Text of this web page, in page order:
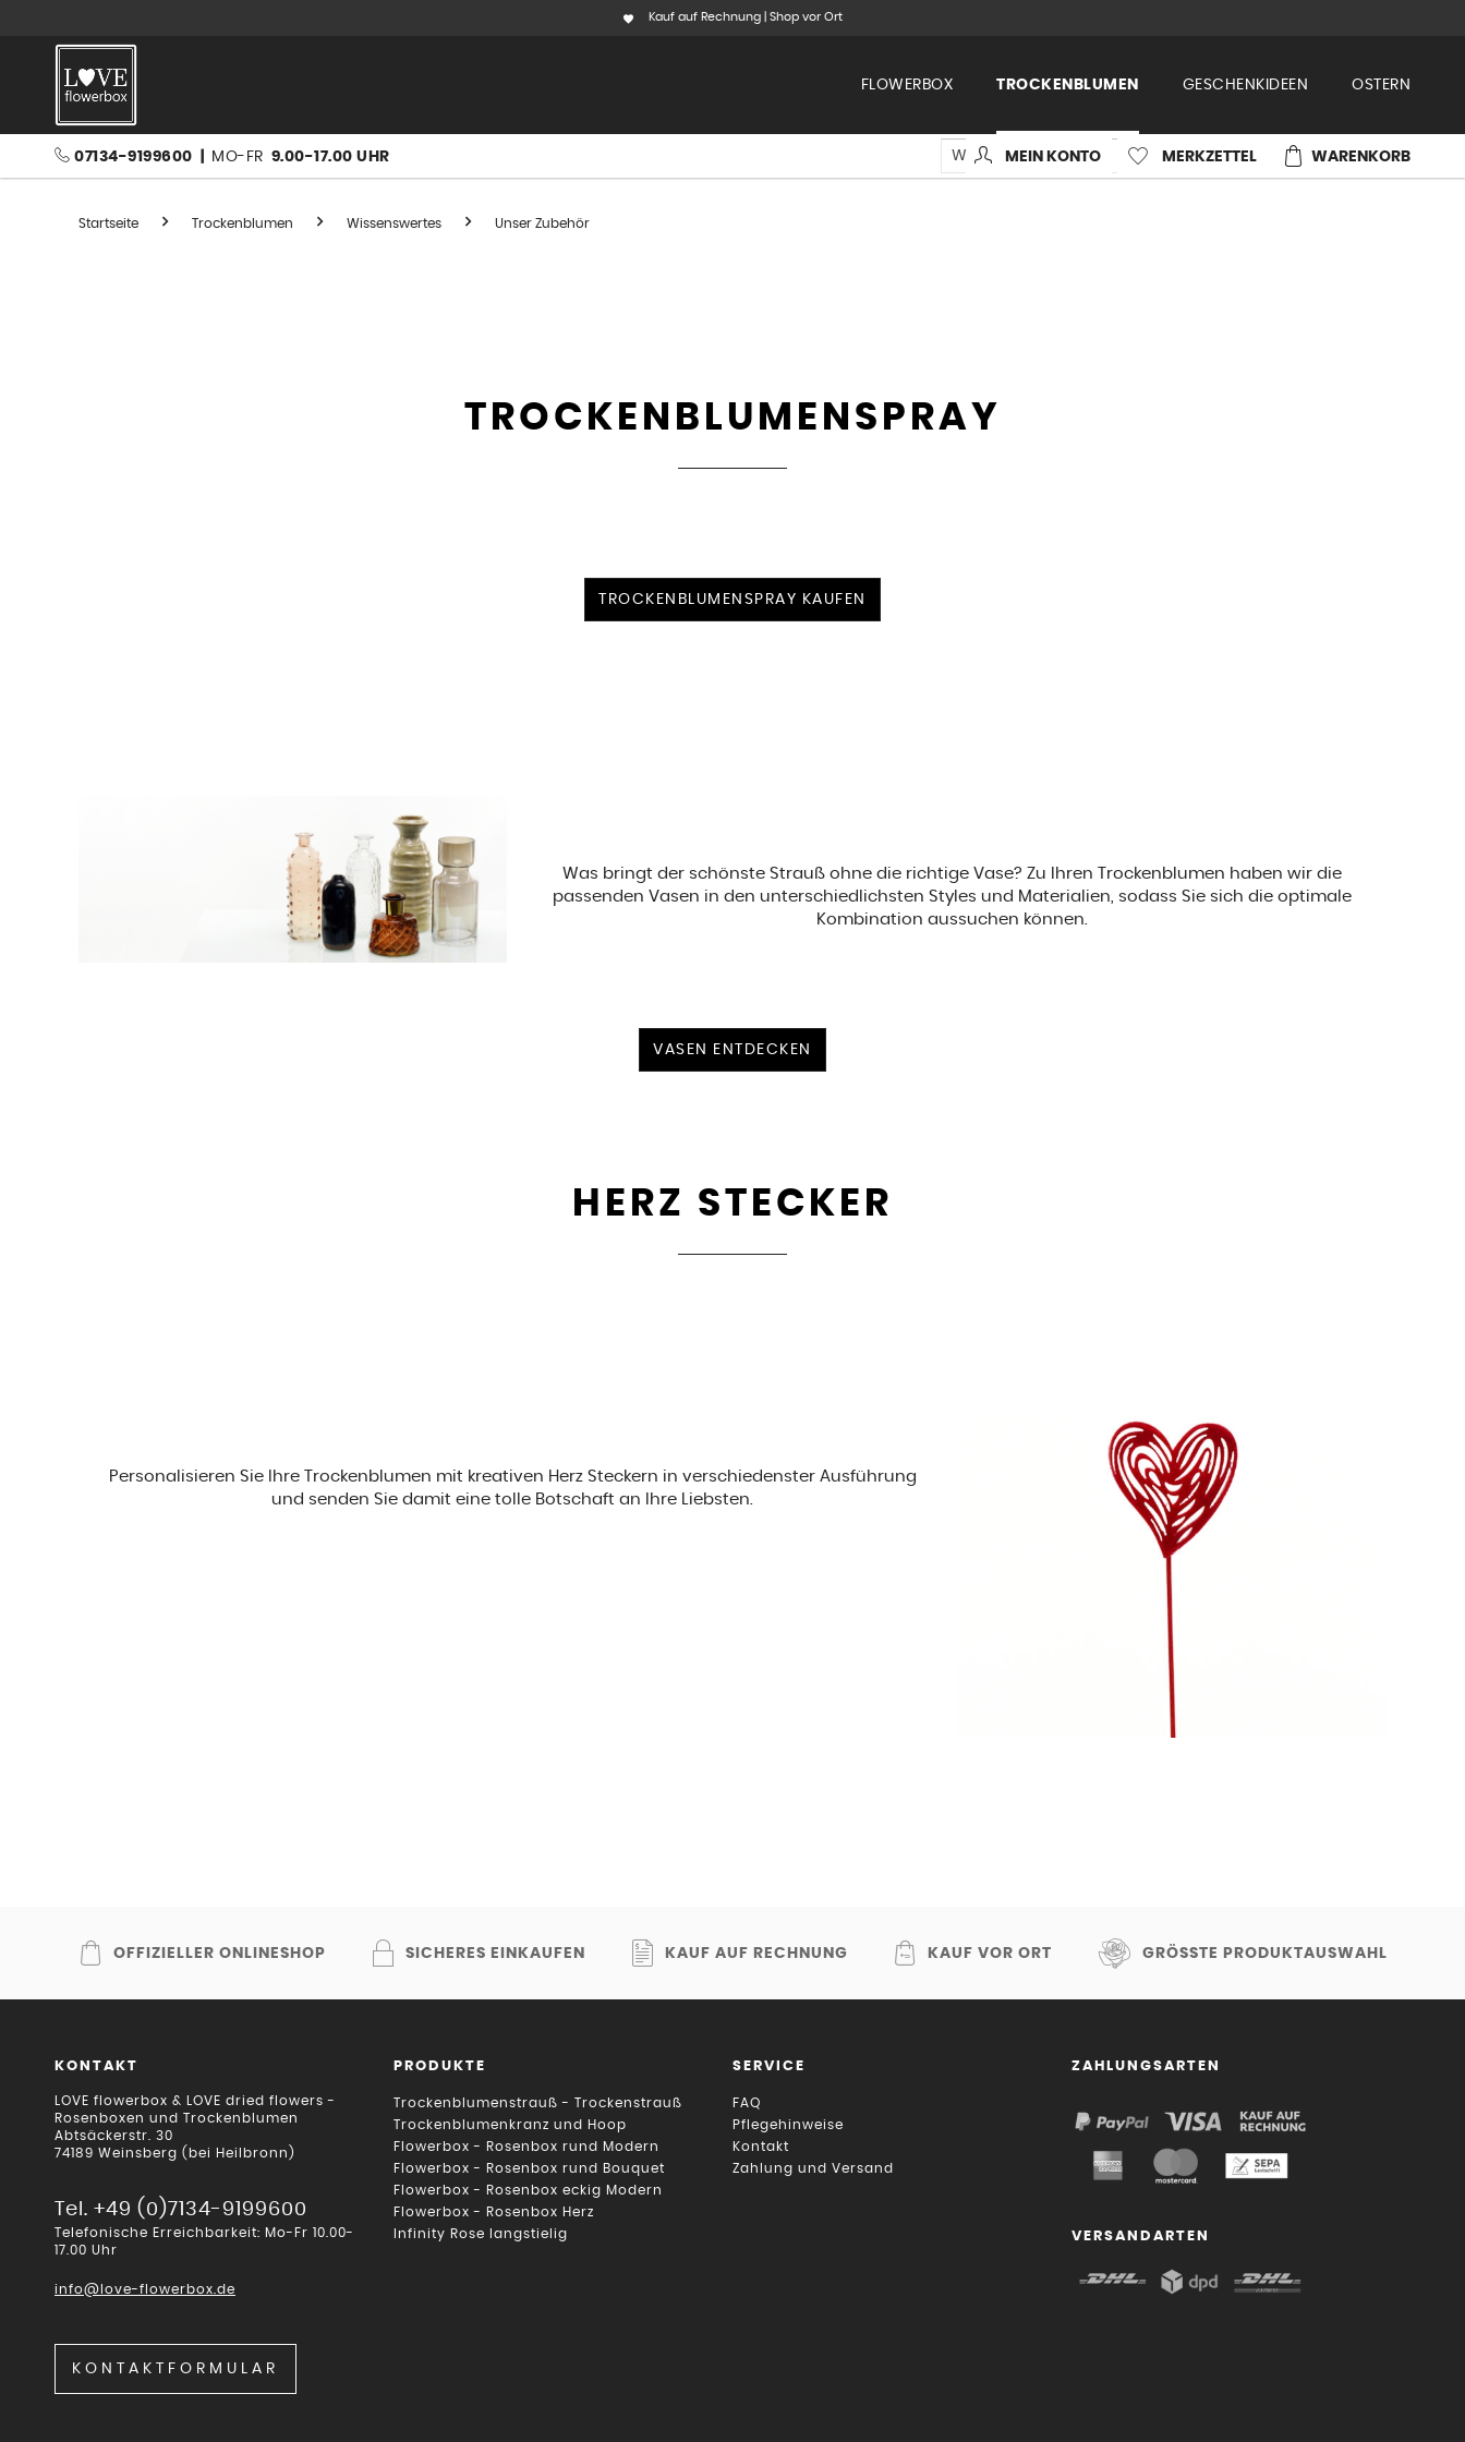
Kauf auf Rechnung | Shop vor Ort
FLOWERBOX TROCKENBLUMEN GESCHENKIDEEN OSTERN
07134-9199600 MO-FR 9.00-17.00 UHR MERKZETTEL
MEIN KONTO WARENKORB
Startseite Trockenblumen Wissenswertes Unser Zubehör
TROCKENBLUMENSPRAY
TROCKENBLUMENSPRAY KAUFEN
Was bringt der schönste Strauß ohne die richtige Vase? Zu Ihren Trockenblumen haben wir die
passenden Vasen in den unterschiedlichsten Styles und Materialien, sodass Sie sich die optimale
Kombination aussuchen können.
VASEN ENTDECKEN
HERZ STECKER
Personalisieren Sie Ihre Trockenblumen mit kreativen Herz Steckern in verschiedenster Ausführung
und senden Sie damit eine tolle Botschaft an Ihre Liebsten.
OFFIZIELLER ONLINESHOP SICHERES EINKAUFEN KAUF AUF RECHNUNG KAUF VOR ORT GRÖSSTE PRODUKTAUSWAHL
KONTAKT
LOVE flowerbox & LOVE dried flowers -
Rosenboxen und Trockenblumen
Abtsäckerstr. 30
74189 Weinsberg (bei Heilbronn)
Tel. +49 (0)7134-9199600
Telefonische Erreichbarkeit: Mo-Fr 10.00-
17.00 Uhr
info@love-flowerbox.de
KONTAKTFORMULAR
PRODUKTE
Trockenblumenstrauß - Trockenstrauß
Trockenblumenkranz und Hoop
Flowerbox - Rosenbox rund Modern
Flowerbox - Rosenbox rund Bouquet
Flowerbox - Rosenbox eckig Modern
Flowerbox - Rosenbox Herz
Infinity Rose langstielig
SERVICE
FAQ
Pflegehinweise
Kontakt
Zahlung und Versand
ZAHLUNGSARTEN
VERSANDARTEN